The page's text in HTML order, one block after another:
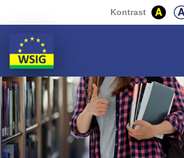
Wyższa Szkoła
Kontrast